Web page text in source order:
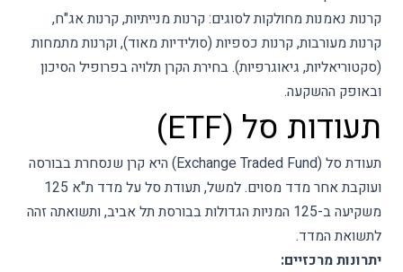
קרנות נאמנות מחולקות לסוגים: קרנות מנייתיות, קרנות אג"ח,
קרנות מעורבות, קרנות כספיות (סולידיות מאוד), וקרנות מתמחות
(סקטוריאליות, גיאוגרפיות). בחירת הקרן תלויה בפרופיל הסיכון
ובאופק ההשקעה.
תעודות סל (ETF)
תעודת סל (Exchange Traded Fund) היא קרן שנסחרת בבורסה
ועוקבת אחר מדד מסוים. למשל, תעודת סל על מדד ת"א 125
משקיעה ב-125 המניות הגדולות בבורסת תל אביב, ותשואתה זהה
לתשואת המדד.
יתרונות מרכזיים: